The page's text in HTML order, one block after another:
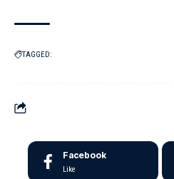
TAGGED:
Facebook
Like